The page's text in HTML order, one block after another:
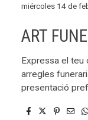
miércoles 14 de
ART
Expressa el teu
arregles
presentació